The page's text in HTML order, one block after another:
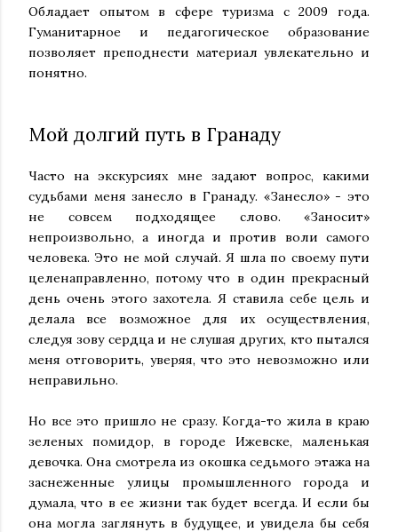
Обладает опытом в сфере туризма с 2009 года.
Гуманитарное и педагогическое образование
позволяет преподнести материал увлекательно и
понятно.
Мой долгий путь в Гранаду
Часто на экскурсиях мне задают вопрос, какими
судьбами меня занесло в Гранаду. «Занесло» - это
не совсем подходящее слово. «Заносит»
непроизвольно, а иногда и против воли самого
человека. Это не мой случай. Я шла по своему пути
целенаправленно, потому что в один прекрасный
день очень этого захотела. Я ставила себе цель и
делала все возможное для их осуществления,
следуя зову сердца и не слушая других, кто пытался
меня отговорить, уверяя, что это невозможно или
неправильно.
Но все это пришло не сразу. Когда-то жила в краю
зеленых помидор, в городе Ижевске, маленькая
девочка. Она смотрела из окошка седьмого этажа на
заснеженные улицы промышленного города и
думала, что в ее жизни так будет всегда. И если бы
она могла заглянуть в будущее, и увидела бы себя